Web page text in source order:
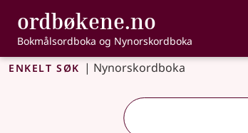
Gå til hovudinnhald
Tilgjenge
ordbøkene.no ,
Bokmålsordboka og Nynorskordboka
Enkelt søk | Nynorskordboka